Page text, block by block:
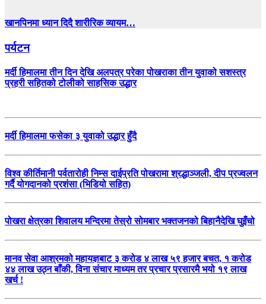
खानपिनमा ध्यान दिदै शारीरिक व्यायम…
पर्यटन
मर्दी हिमालमा तीन दिन देखि अलपत्र परेका पोखराका तीन युवाको सशस्त्र
प्रहरी सहितको टोलीको साहसिक उद्धार
मर्दी हिमालमा फसेका ३ युवाको उद्धार हुँदै
विश्व कीर्तिमानी पर्वतारोही निम्स दाईप्रति पोखरामा श्रद्धाञ्जली, दीप प्रज्वलन
गर्दै योगदानको प्रशंसा (भिडियो सहित)
पोखरा क्षेत्रका शिवालय मन्दिरमा तेस्रो सोमबार भक्तजनको बिहानैदेखि घुइँचो
मानव सेवा आश्रमको महायज्ञबाट ३ करोड ४ लाख ५९ हजार बचत, १ करोड
४४ लाख उठ्न बाँकी, विना संचार माध्यम तर प्रचार प्रसारमै भयो १९ लाख
खर्च !